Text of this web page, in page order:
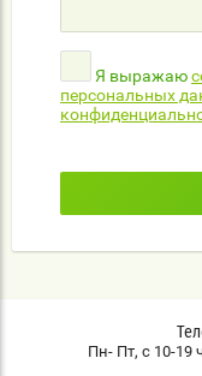
Я выражаю
персональных
Пн- Пт, с 10-19